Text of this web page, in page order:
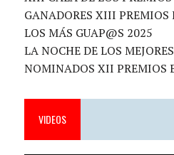
GANADORES XIII
LOS MÁS GUAP@S 2025
LA NOCHE DE LOS MEJORES
NOMINADOS XII PREMIOS
VIDEOS